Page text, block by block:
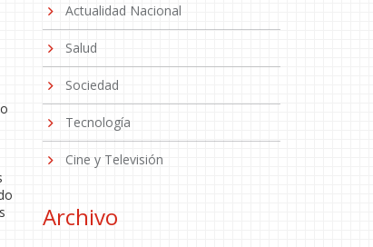
Actualidad Nacional
Salud
Sociedad
Tecnología
Cine y Televisión
Archivo